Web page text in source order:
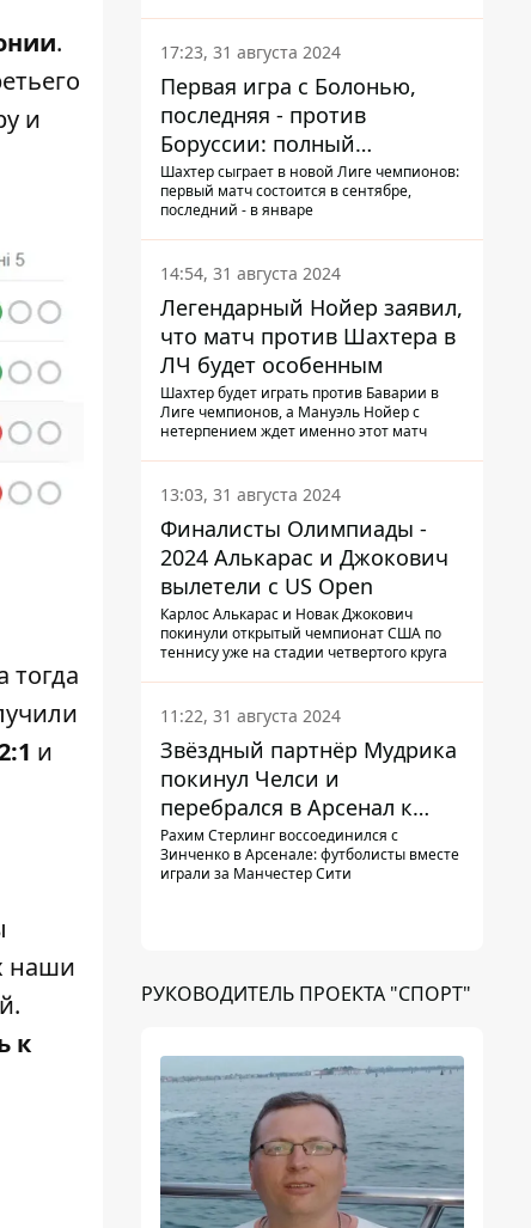
.
и
тогда
и
наши
к
17:23, 31 августа 2024
Первая игра с Болонью,
последняя - против
Боруссии: полный
календарь Шахтера в новой
ЛЧ
Шахтер сыграет в новой Лиге чемпионов:
первый матч состоится в сентябре,
последний - в январе
14:54, 31 августа 2024
Легендарный Нойер заявил,
что матч против Шахтера в
ЛЧ будет особенным
Шахтер будет играть против Баварии в
Лиге чемпионов, а Мануэль Нойер с
нетерпением ждет именно этот матч
13:03, 31 августа 2024
Финалисты Олимпиады -
2024 Алькарас и Джокович
вылетели с US Open
Карлос Алькарас и Новак Джокович
покинули открытый чемпионат США по
теннису уже на стадии четвертого круга
11:22, 31 августа 2024
Звёздный партнёр Мудрика
покинул Челси и
перебрался в Арсенал к
Зинченко
Рахим Стерлинг воссоединился с
Зинченко в Арсенале: футболисты вместе
играли за Манчестер Сити
РУКОВОДИТЕЛЬ ПРОЕКТА "СПОРТ"